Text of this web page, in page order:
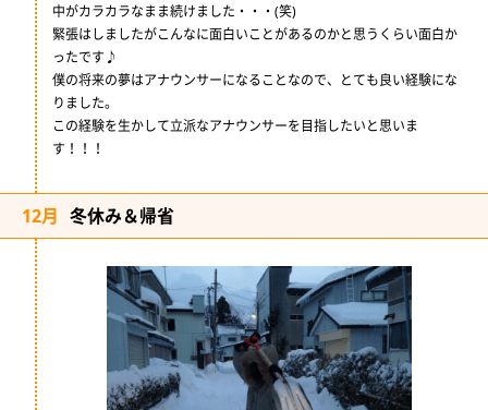
中がカラカラなまま続けました・・・(笑)
緊張はしましたがこんなに面白いことがあるのかと思うくらい面白か
ったです♪
僕の将来の夢はアナウンサーになることなので、とても良い経験にな
りました。
この経験を生かして立派なアナウンサーを目指したいと思いま
す！！！
12月 冬休み＆帰省